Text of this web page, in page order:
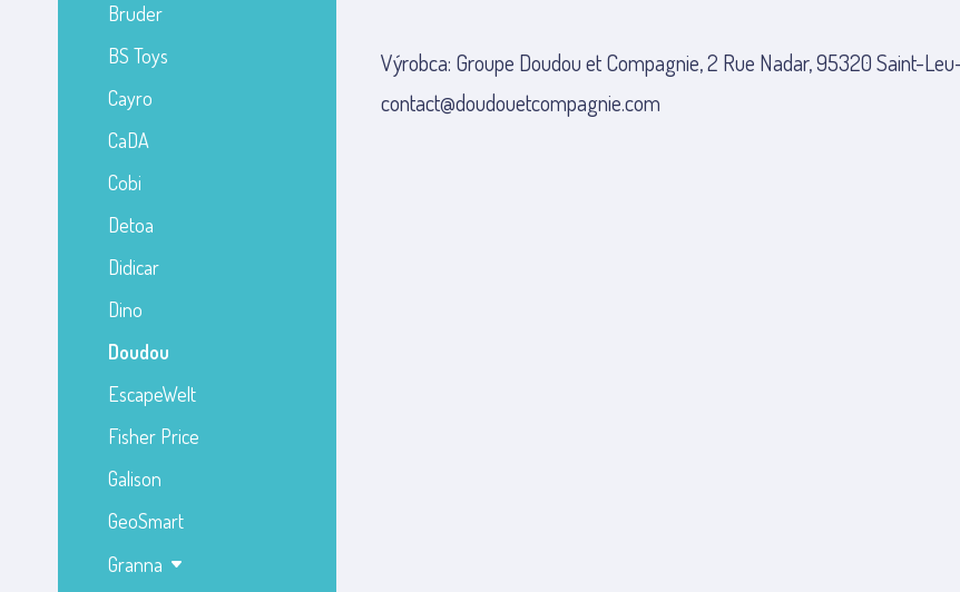
Bruder
BS Toys
Cayro
CaDA
Cobi
Detoa
Didicar
Dino
Doudou
EscapeWelt
Fisher Price
Galison
GeoSmart
Granna
Výrobca: Groupe Doudou et Compagnie, 2 Rue Nadar, 95320 Saint-
contact@doudouetcompagnie.com